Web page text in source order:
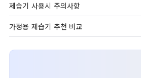
제습기 사용시 주의사항
가정용 제습기 추천 비교